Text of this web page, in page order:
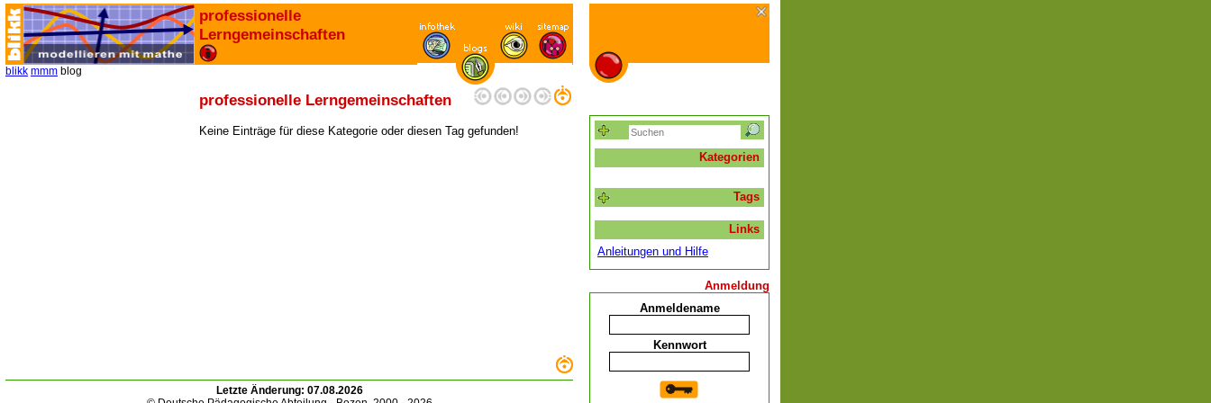
professionelle
Lerngemeinschaften
blikk mmm blog
professionelle Lerngemeinschaften
Keine Einträge für diese Kategorie oder diesen Tag gefunden!
Letzte Änderung: 07.08.2026
Kategorien
Tags
Links
Anleitungen und Hilfe
Anmeldung
Anmeldename
Kennwort